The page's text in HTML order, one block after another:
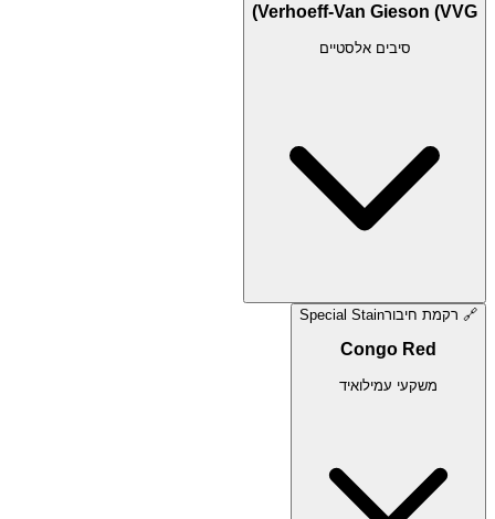
Verhoeff-Van Gieson (VVG)
סיבים אלסטיים
🔗 רקמת חיבורSpecial Stain
Congo Red
משקעי עמילואיד